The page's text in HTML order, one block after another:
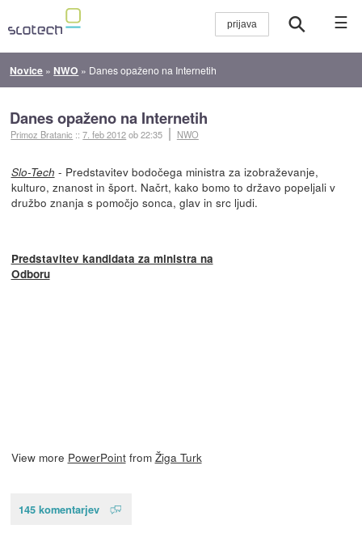
☰
Novice » NWO » Danes opaženo na Internetih
Danes opaženo na Internetih
Primoz Bratanic ::7. feb 2012ob 22:35 NWO
Slo-Tech - Predstavitev bodočega ministra za izobraževanje,
kulturo, znanost in šport. Načrt, kako bomo to državo popeljali v
družbo znanja s pomočjo sonca, glav in src ljudi.
Predstavitev kandidata za ministra na
Odboru
View more PowerPointfrom Žiga Turk
145 komentarjev